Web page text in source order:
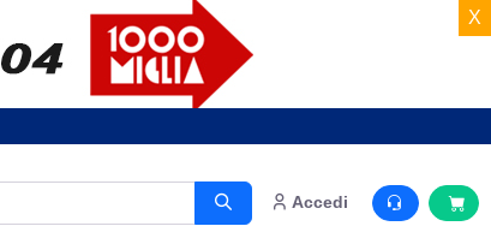
X
Accedi